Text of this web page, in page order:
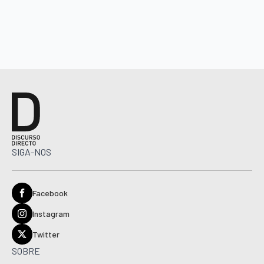
SIGA-NOS
Facebook
Instagram
Twitter
SOBRE